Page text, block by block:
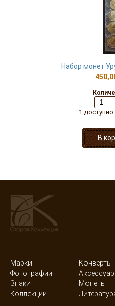
Набор монет
1
Марки Конверты
Фотографии
Знаки
Монеты
Коллекции